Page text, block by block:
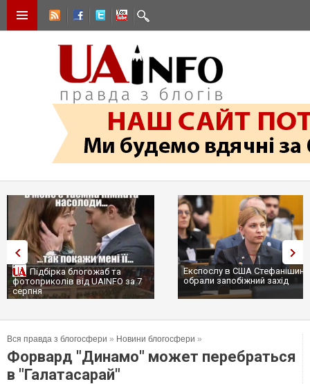
Підбірка блогожаб та
фотоприколів від UAINFO за 7
серпня
Експослу в США
обрали запобіжний захід
Вся правда з блогосфери » Новини блогосфери »
Форвард "Динамо" может перебраться
в "Галатасарай"